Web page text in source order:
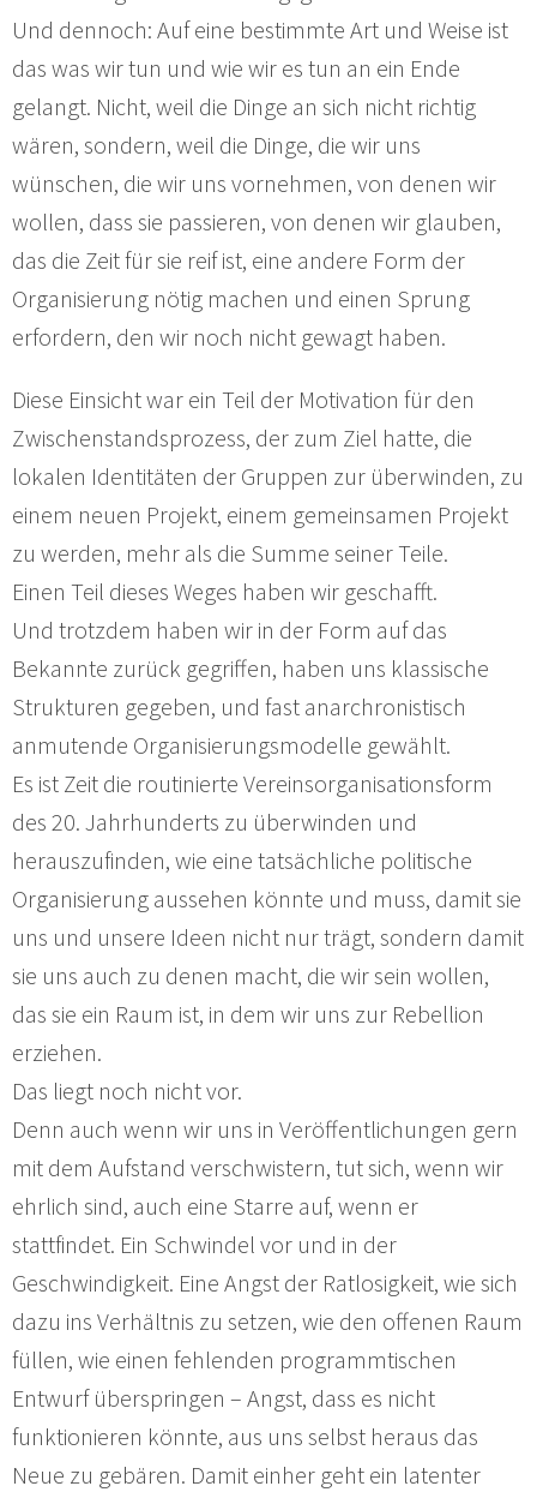
Und dennoch: Auf eine bestimmte Art und Weise ist
das was wir tun und wie wir es tun an ein Ende
gelangt. Nicht, weil die Dinge an sich nicht richtig
wären, sondern, weil die Dinge, die wir uns
wünschen, die wir uns vornehmen, von denen wir
wollen, dass sie passieren, von denen wir glauben,
das die Zeit für sie reif ist, eine andere Form der
Organisierung nötig machen und einen Sprung
erfordern, den wir noch nicht gewagt haben.
Diese Einsicht war ein Teil der Motivation für den
Zwischenstandsprozess, der zum Ziel hatte, die
lokalen Identitäten der Gruppen zur überwinden, zu
einem neuen Projekt, einem gemeinsamen Projekt
zu werden, mehr als die Summe seiner Teile.
Einen Teil dieses Weges haben wir geschafft.
Und trotzdem haben wir in der Form auf das
Bekannte zurück gegriffen, haben uns klassische
Strukturen gegeben, und fast anarchronistisch
anmutende Organisierungsmodelle gewählt.
Es ist Zeit die routinierte Vereinsorganisationsform
des 20. Jahrhunderts zu überwinden und
herauszufinden, wie eine tatsächliche politische
Organisierung aussehen könnte und muss, damit sie
uns und unsere Ideen nicht nur trägt, sondern damit
sie uns auch zu denen macht, die wir sein wollen,
das sie ein Raum ist, in dem wir uns zur Rebellion
erziehen.
Das liegt noch nicht vor.
Denn auch wenn wir uns in Veröffentlichungen gern
mit dem Aufstand verschwistern, tut sich, wenn wir
ehrlich sind, auch eine Starre auf, wenn er
stattfindet. Ein Schwindel vor und in der
Geschwindigkeit. Eine Angst der Ratlosigkeit, wie sich
dazu ins Verhältnis zu setzen, wie den offenen Raum
füllen, wie einen fehlenden programmtischen
Entwurf überspringen – Angst, dass es nicht
funktionieren könnte, aus uns selbst heraus das
Neue zu gebären. Damit einher geht ein latenter